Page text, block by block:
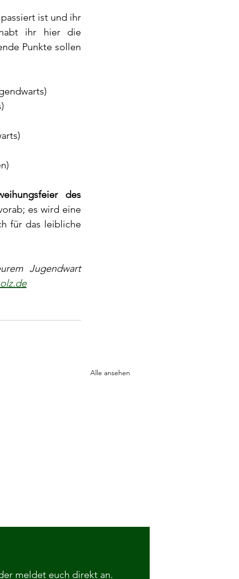
ist und ihr
ihr hier die
Punkte sollen
des
es wird eine
für das leibliche
Jugendwart
Alle ansehen
meldet euch direkt an.